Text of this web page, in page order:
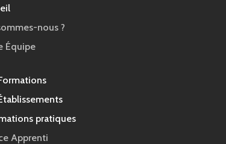
nous ?
Équipe
pratiques
Apprenti